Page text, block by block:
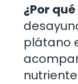
¿Por
plátano